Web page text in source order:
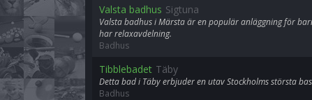
Valsta badhus Sigtuna
Valsta badhus i Märsta är en populär anläggning för
har relaxavdelning.
Badhus
Tibblebadet Täby
Detta bad i Täby erbjuder en utav Stockholms största
Badhus